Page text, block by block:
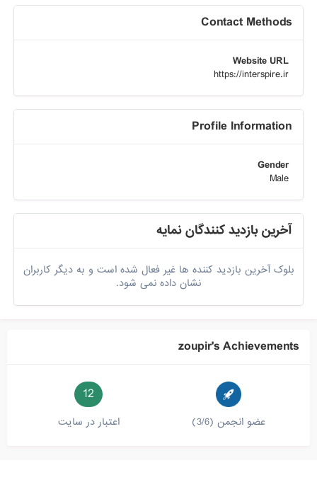
Contact Methods
Website URL
https://interspire.ir
Profile Information
Gender
Male
آخرین بازدید کنندگان نمایه
بلوک آخرین بازدید کننده ها غیر فعال شده است و به دیگر کاربران
نشان داده نمی شود.
zoupir's Achievements
عضو انجمن (3/6)
12
اعتبار در سایت